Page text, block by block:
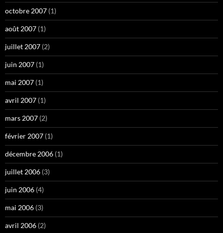
octobre 2007 (1)
août 2007 (1)
juillet 2007 (2)
juin 2007 (1)
mai 2007 (1)
avril 2007 (1)
mars 2007 (2)
février 2007 (1)
décembre 2006 (1)
juillet 2006 (3)
juin 2006 (4)
mai 2006 (3)
avril 2006 (2)